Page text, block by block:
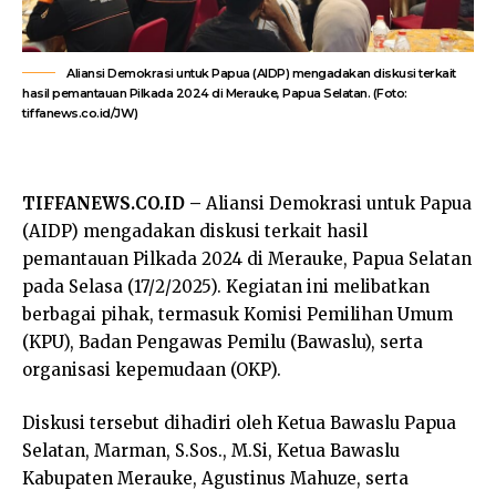
Aliansi Demokrasi untuk Papua (AIDP) mengadakan diskusi terkait
hasil pemantauan Pilkada 2024 di Merauke, Papua Selatan. (Foto:
tiffanews.co.id/JW)
TIFFANEWS.CO.ID – Aliansi Demokrasi untuk Papua
(AIDP) mengadakan diskusi terkait hasil
pemantauan Pilkada 2024 di Merauke, Papua Selatan
pada Selasa (17/2/2025). Kegiatan ini melibatkan
berbagai pihak, termasuk Komisi Pemilihan Umum
(KPU), Badan Pengawas Pemilu (Bawaslu), serta
organisasi kepemudaan (OKP).
Diskusi tersebut dihadiri oleh Ketua Bawaslu Papua
Selatan, Marman, S.Sos., M.Si, Ketua Bawaslu
Kabupaten Merauke, Agustinus Mahuze, serta